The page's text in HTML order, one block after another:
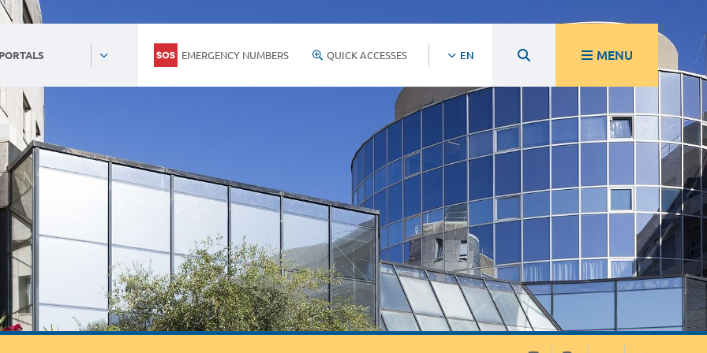
EMERGENCY NUMBERS QUICK ACCESSES EN MENU